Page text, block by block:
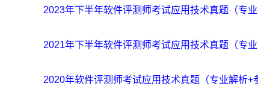
2023年下半年软件评测师考试应用技术真题（专业
2021年下半年软件评测师考试应用技术真题（专业
2020年软件评测师考试应用技术真题（专业解析+